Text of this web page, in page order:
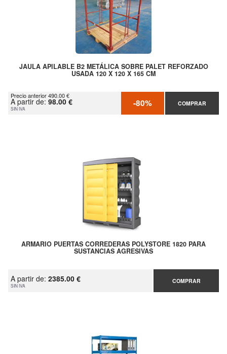
JAULA APILABLE B2 METÁLICA SOBRE PALET REFORZADO
USADA 120 X 120 X 165 CM
Precio anterior 490.00 €
A partir de: 98.00 €
SIN IVA -80% COMPRAR
ARMARIO PUERTAS CORREDERAS POLYSTORE 1820 PARA
SUSTANCIAS AGRESIVAS
A partir de: 2385.00 €
SIN IVA
COMPRAR